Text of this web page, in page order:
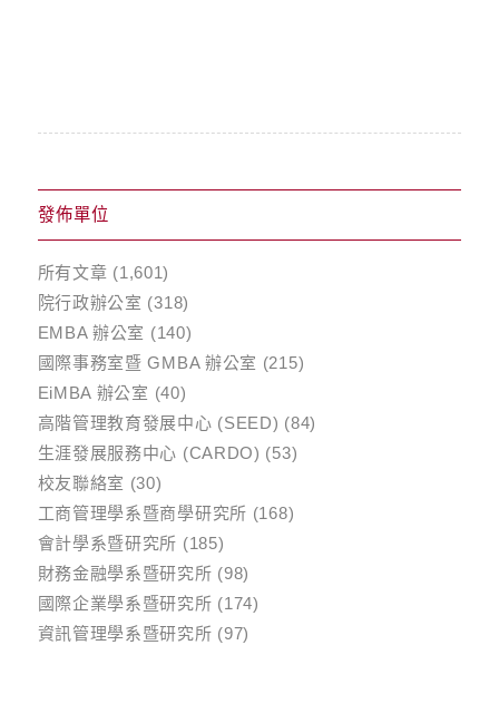
發佈單位
所有文章 (1,601)
院行政辦公室 (318)
EMBA 辦公室 (140)
國際事務室暨 GMBA 辦公室 (215)
EiMBA 辦公室 (40)
高階管理教育發展中心 (SEED) (84)
生涯發展服務中心 (CARDO) (53)
校友聯絡室 (30)
工商管理學系暨商學研究所 (168)
會計學系暨研究所 (185)
財務金融學系暨研究所 (98)
國際企業學系暨研究所 (174)
資訊管理學系暨研究所 (97)